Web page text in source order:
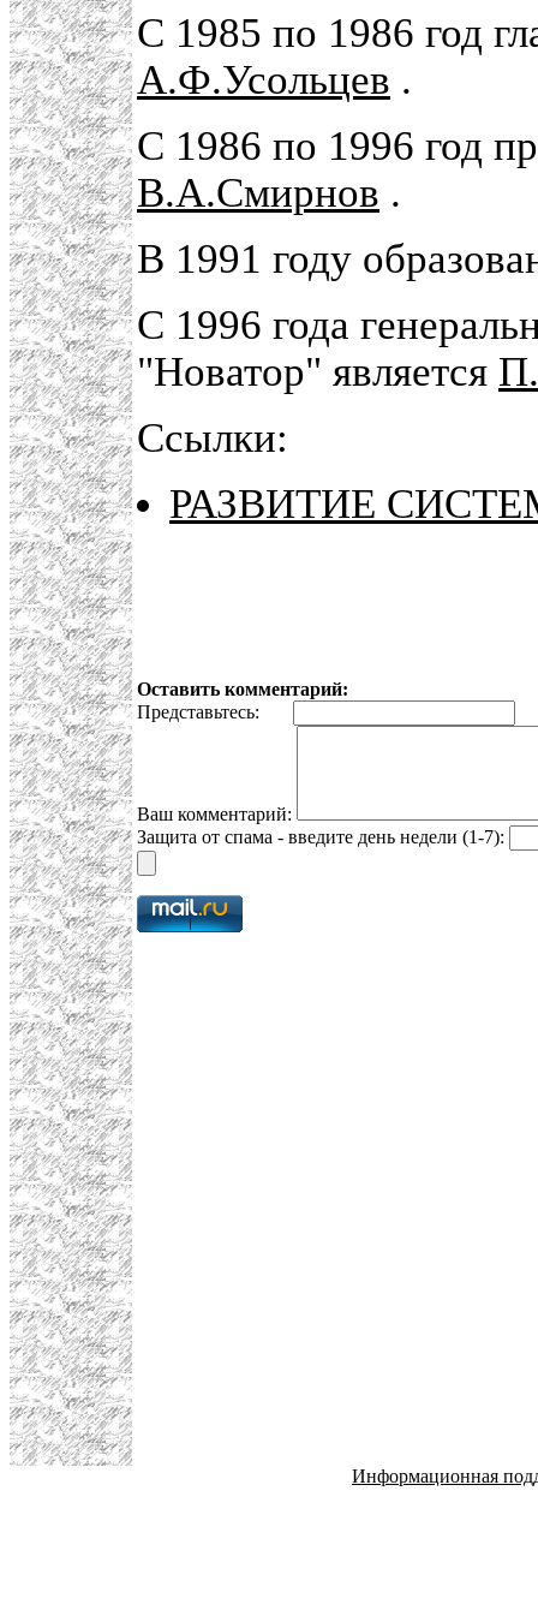
С 1985 по 1986 год
А.Ф.Усольцев .
С 1986 по 1996 год
В.А.Смирнов .
В 1991 году
С 1996 года
"Новатор" является
Ссылки:
РАЗВИТИЕ
Оставить комментарий:
Представьтесь:
Ваш комментарий:
Защита от спама - введите день недели (1-7):
Информационная